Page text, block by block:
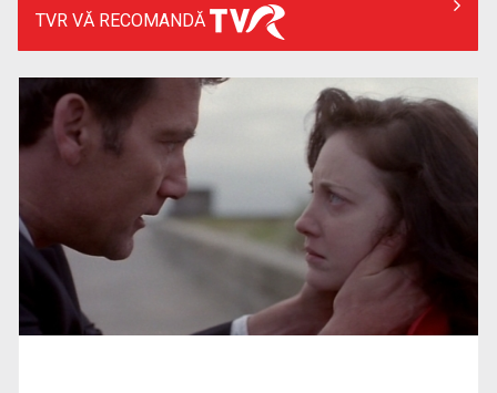
CM de fotbal: Anglia și Norvegia, în sferturile de finală
TVR VĂ RECOMANDĂ